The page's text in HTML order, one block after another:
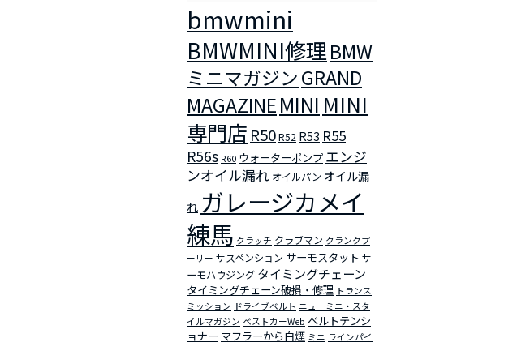
bmwmini
BMWMINI修理BMW
ミニマガジンGRAND
MAGAZINEMINI MINI
専門店 R50R52 R53 R55
R56s R60 ウォーターポンプ エンジ
ンオイル漏れ オイルパン オイル漏
れ ガレージカメイ
練馬 クラッチ クラブマン クランクプ
ーリー サスペンション サーモスタット サ
ーモハウジング タイミングチェーン
タイミングチェーン破損・修理 トランス
ミッション ドライブベルト ニューミニ・スタ
イルマガジン ベストカーWeb ベルトテンシ
ョナー マフラーから白煙 ミニ ラインパイ